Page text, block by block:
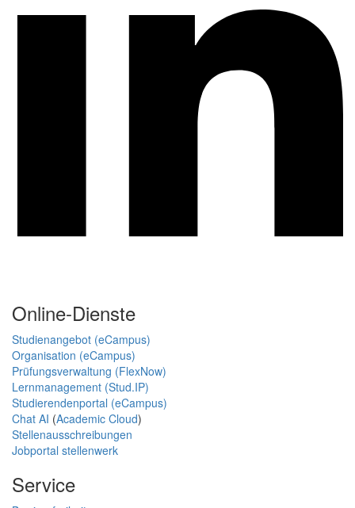
Online-Dienste
Studienangebot (eCampus)
Organisation (eCampus)
Prüfungsverwaltung (FlexNow)
Lernmanagement (Stud.IP)
Studierendenportal (eCampus)
Chat AI (Academic Cloud)
Stellenausschreibungen
Jobportal stellenwerk
Service